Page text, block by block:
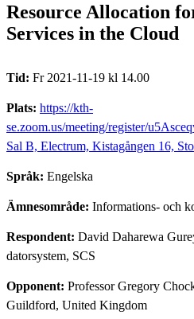
Resource Allocation
Services in the Cloud
Tid: Fr 2021-11-19 kl 14.00
Plats: https://kth-
se.zoom.us/meeting/register/
Sal B, Electrum, Kistagången 16,
Språk: Engelska
Ämnesområde: Informations- och
Respondent: David Daharewa
datorsystem, SCS
Opponent: Professor Gregory
Guildford, United Kingdom